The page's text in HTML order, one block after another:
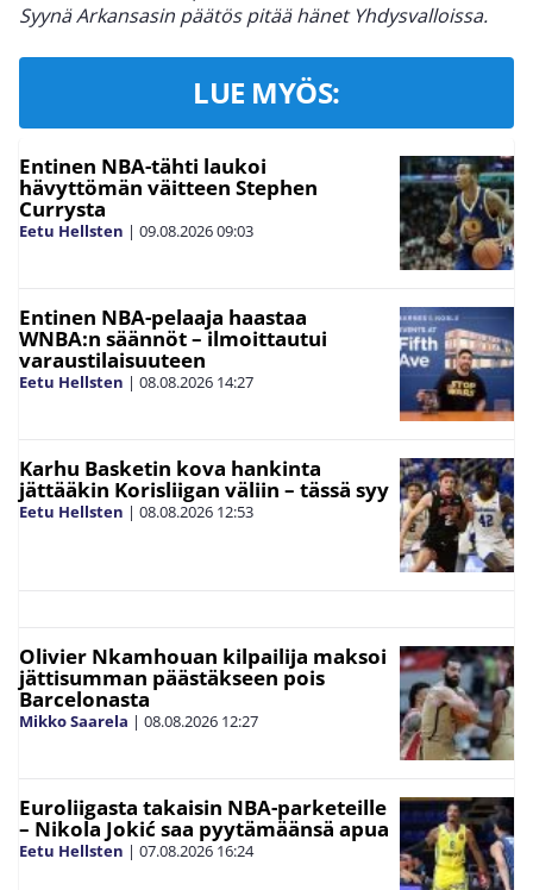
Syynä Arkansasin päätös pitää hänet Yhdysvalloissa.
LUE MYÖS:
Entinen NBA-tähti laukoi
hävyttömän väitteen Stephen
Currysta
Eetu Hellsten | 09.08.202609:03
Entinen NBA-pelaaja haastaa
WNBA:n säännöt – ilmoittautui
varaustilaisuuteen
Eetu Hellsten | 08.08.2026 14:27
Karhu Basketin kova hankinta
jättääkin Korisliigan väliin – tässä syy
Eetu Hellsten | 08.08.2026 12:53
Olivier Nkamhouan kilpailija maksoi
jättisumman päästäkseen pois
Barcelonasta
Mikko Saarela | 08.08.2026 12:27
Euroliigasta takaisin NBA-parketeille
– Nikola Jokić saa pyytämäänsä apua
Eetu Hellsten | 07.08.2026 16:24